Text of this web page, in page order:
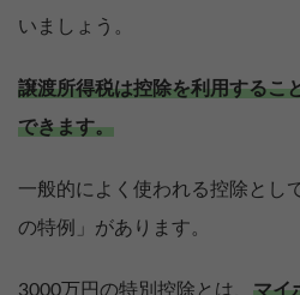
いましょう。
譲渡所得税は控除を利用するこ
できます。
一般的によく使われる控除とし
の特例」があります。
3000万円の特別控除とは、 マイ